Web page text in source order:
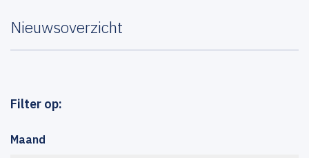
Nieuwsoverzicht
Filter op:
Maand